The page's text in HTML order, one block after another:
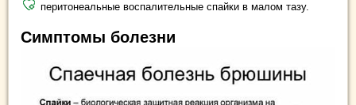
перитонеальные воспалительные спайки в малом тазу.
Симптомы болезни